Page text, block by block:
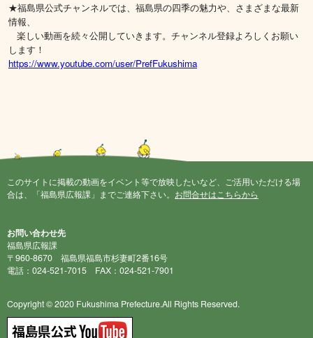
★福島県公式チャンネルでは、福島県の四季の魅力や、さまざまな最新
情報、
楽しい動画を続々公開していきます。チャンネル登録よろしくお願い
します！
https://www.youtube.com/user/PrefFukushima
このサイトに掲載の動画をイベント等で放映したいなど、ご活用いただける場
合は、「福島県広報課」までご連絡下さい。 お問合せはこちらから
お問い合わせ先
福島県広報課
〒960-8670 福島県福島市杉妻町2番16号
電話：024-521-7015 FAX：024-521-7901
Copyright © 2020 Fukushima Prefecture.All Rights Reserved.